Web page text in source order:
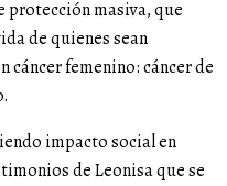
protección masiva, que
de quienes sean
cáncer femenino: cáncer de
impacto social en
de Leonisa que se